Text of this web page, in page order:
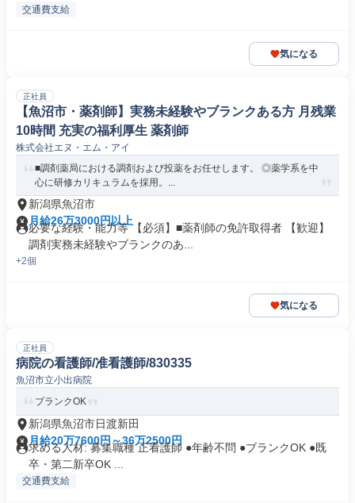
交通費支給
気になる
正社員
【魚沼市・薬剤師】実務未経験やブランクある方 月残業
10時間 充実の福利厚生 薬剤師
株式会社エヌ・エム・アイ
■調剤薬局における調剤および投薬をお任せします。 ◎薬学系を中
心に研修カリキュラムを採用。...
新潟県魚沼市
月給26万3000円以上
必要な経験・能力等 【必須】■薬剤師の免許取得者 【歓迎】
調剤実務未経験やブランクのあ...
+2個
気になる
正社員
病院の看護師/准看護師/830335
魚沼市立小出病院
ブランクOK
新潟県魚沼市日渡新田
月給20万7600円～36万2500円
求める人材: 募集職種 正看護師 ●年齢不問 ●ブランクOK ●既
卒・第二新卒OK ...
交通費支給